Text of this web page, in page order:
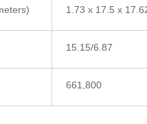
1.73 x 17.5 x
15.15/6.87
661,800